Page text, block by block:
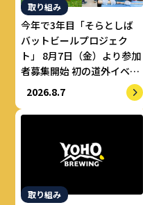
取り組み
今年で3年目「そらとしば
バットビールプロジェク
ト」 8月7日（金）より参加
者募集開始 初の道外イベン
トも開催！
2026.8.7
取り組み